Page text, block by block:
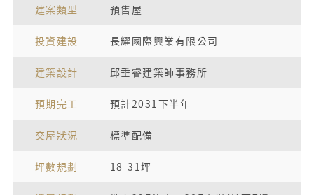
建案類型 預售屋
投資建設 長耀國際興業有限公司
建築設計 邱垂睿建築師事務所
預期完工 預計2031下半年
交屋狀況 標準配備
坪數規劃 18-31坪